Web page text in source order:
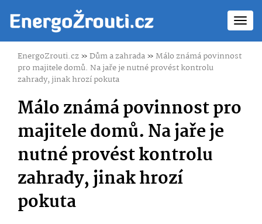
EnergoZrouti.cz»Dům a zahrada»Málo známá povinnost
pro majitele domů. Na jaře je nutné provést kontrolu
zahrady, jinak hrozí pokuta
Málo známá povinnost pro
majitele domů. Na jaře je
nutné provést kontrolu
zahrady, jinak hrozí
pokuta